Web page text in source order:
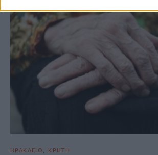
ΗΡΑΚΛΕΙΟ ΚΡΗΤΗ